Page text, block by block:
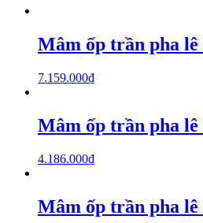
Mâm ốp trần pha lê
7.159.000₫
Mâm ốp trần pha lê
4.186.000₫
Mâm ốp trần pha lê